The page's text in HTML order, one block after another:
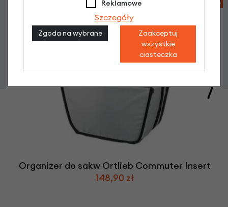
-26%
Organizer do sakw Ortlieb Commuter Insert
148,90 zł
Reklamowe
Szczegóły
Zgoda na wybrane
Zaakceptuj
wszystkie
ciasteczka